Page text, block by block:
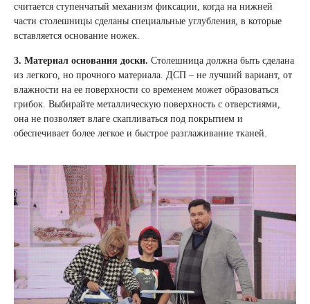
считается ступенчатый механизм фиксации, когда на нижней
части столешницы сделаны специальные углубления, в которые
вставляется основание ножек.
3. Материал основания доски. Столешница должна быть сделана
из легкого, но прочного материала. ДСП – не лучший вариант, от
влажности на ее поверхности со временем может образоваться
грибок. Выбирайте металлическую поверхность с отверстиями,
она не позволяет влаге скапливаться под покрытием и
обеспечивает более легкое и быстрое разглаживание тканей.